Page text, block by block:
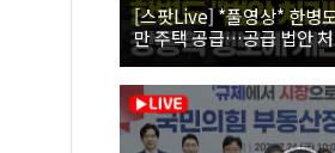
[스팟Live] *풀영상* 한병
만 주택 공급…공급 법안
26.08.07 더불어민주당 원